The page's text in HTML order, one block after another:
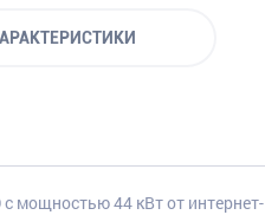
мощностью 44 кВт от интернет-